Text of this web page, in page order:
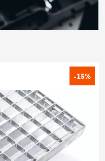
-15%